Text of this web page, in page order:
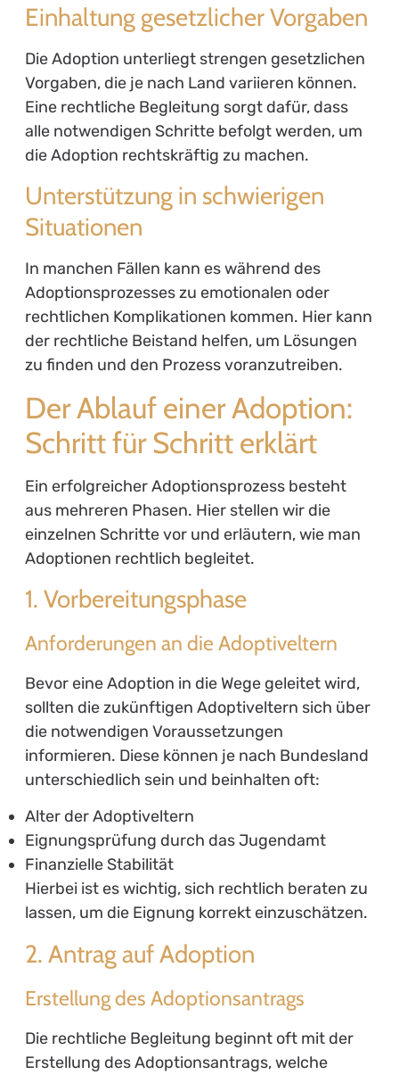
Einhaltung gesetzlicher Vorgaben
Die Adoption unterliegt strengen gesetzlichen
Vorgaben, die je nach Land variieren können.
Eine rechtliche Begleitung sorgt dafür, dass
alle notwendigen Schritte befolgt werden, um
die Adoption rechtskräftig zu machen.
Unterstützung in schwierigen
Situationen
In manchen Fällen kann es während des
Adoptionsprozesses zu emotionalen oder
rechtlichen Komplikationen kommen. Hier kann
der rechtliche Beistand helfen, um Lösungen
zu finden und den Prozess voranzutreiben.
Der Ablauf einer Adoption:
Schritt für Schritt erklärt
Ein erfolgreicher Adoptionsprozess besteht
aus mehreren Phasen. Hier stellen wir die
einzelnen Schritte vor und erläutern, wie man
Adoptionen rechtlich begleitet.
1. Vorbereitungsphase
Anforderungen an die Adoptiveltern
Bevor eine Adoption in die Wege geleitet wird,
sollten die zukünftigen Adoptiveltern sich über
die notwendigen Voraussetzungen
informieren. Diese können je nach Bundesland
unterschiedlich sein und beinhalten oft:
Alter der Adoptiveltern
Eignungsprüfung durch das Jugendamt
Finanzielle Stabilität
Hierbei ist es wichtig, sich rechtlich beraten zu
lassen, um die Eignung korrekt einzuschätzen.
2. Antrag auf Adoption
Erstellung des Adoptionsantrags
Die rechtliche Begleitung beginnt oft mit der
Erstellung des Adoptionsantrags, welche